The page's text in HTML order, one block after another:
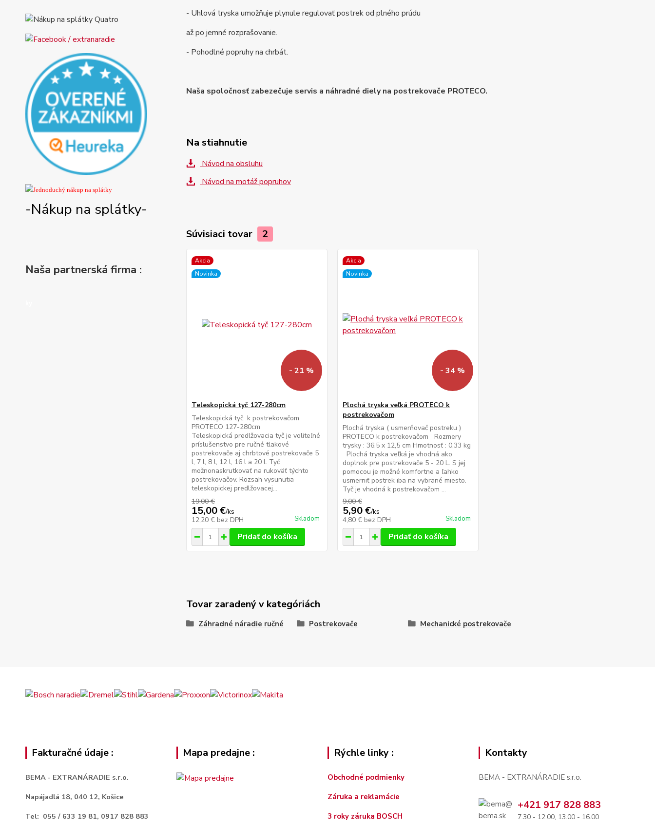
-Nákup na splátky-
Naša partnerská firma :
- Uhlová tryska umožňuje plynule regulovať postrek od plného prúdu
až po jemné rozprašovanie.
- Pohodlné popruhy na chrbát.
Naša spoločnosť zabezečuje servis a náhradné diely na postrekovače PROTECO.
Na stiahnutie
Návod na obsluhu
Návod na motáž popruhov
Súvisiaci tovar 2
Akcia
Novinka
- 21 %
Teleskopická tyč 127-280cm
Teleskopická tyč k postrekovačom
PROTECO 127-280cm
Teleskopická predlžovacia tyč je voliteľné
príslušenstvo pre ručné tlakové
postrekovače aj chrbtové postrekovače 5
l, 7 l, 8 l, 12 l, 16 l a 20 l. Tyč
možnonaskrutkovať na rukoväť týchto
postrekovačov. Rozsah vysunutia
teleskopickej predlžovacej...
19,00 €
15,00 €/ks
12,20 € bez DPH Skladom
Pridať do košíka
Akcia
Novinka
- 34 %
Plochá tryska veľká PROTECO k
postrekovačom
Plochá tryska ( usmerňovač postreku )
PROTECO k postrekovačom Rozmery
trysky : 36,5 x 12,5 cm Hmotnosť : 0,33 kg
Plochá tryska veľká je vhodná ako
doplnok pre postrekovače 5 - 20 L. S jej
pomocou je možné komfortne a ľahko
usmerniť postrek iba na vybrané miesto.
Tyč je vhodná k postrekovačom ...
9,00 €
5,90 €/ks
4,80 € bez DPH Skladom
Pridať do košíka
Tovar zaradený v kategóriách
Záhradné náradie ručné Postrekovače Mechanické postrekovače
Fakturačné údaje :
BEMA - EXTRANÁRADIE s.r.o.
Napájadlá 18, 040 12, Košice
Tel: 055 / 633 19 81, 0917 828 883
Mapa predajne : Rýchle linky :
Obchodné podmienky
Záruka a reklamácie
3 roky záruka BOSCH
Kontakty
BEMA - EXTRANÁRADIE s.r.o.
+421 917 828 883
7:30 - 12:00, 13:00 - 16:00